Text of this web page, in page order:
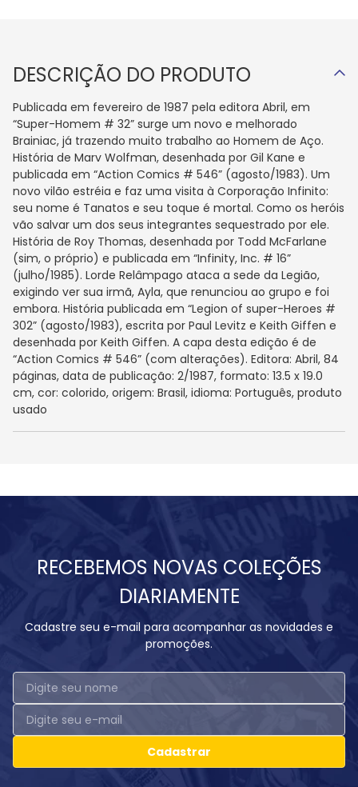
DESCRIÇÃO DO PRODUTO
Publicada em fevereiro de 1987 pela editora Abril, em
“Super-Homem # 32” surge um novo e melhorado
Brainiac, já trazendo muito trabalho ao Homem de Aço.
História de Marv Wolfman, desenhada por Gil Kane e
publicada em “Action Comics # 546” (agosto/1983). Um
novo vilão estréia e faz uma visita à Corporação Infinito:
seu nome é Tanatos e seu toque é mortal. Como os heróis
vão salvar um dos seus integrantes sequestrado por ele.
História de Roy Thomas, desenhada por Todd McFarlane
(sim, o próprio) e publicada em “Infinity, Inc. # 16”
(julho/1985). Lorde Relâmpago ataca a sede da Legião,
exigindo ver sua irmã, Ayla, que renunciou ao grupo e foi
embora. História publicada em “Legion of super-Heroes #
302” (agosto/1983), escrita por Paul Levitz e Keith Giffen e
desenhada por Keith Giffen. A capa desta edição é de
“Action Comics # 546” (com alterações). Editora: Abril, 84
páginas, data de publicação: 2/1987, formato: 13.5 x 19.0
cm, cor: colorido, origem: Brasil, idioma: Português, produto
usado
RECEBEMOS NOVAS COLEÇÕES
DIARIAMENTE
Cadastre seu e-mail para acompanhar as novidades e
promoções.
Cadastrar